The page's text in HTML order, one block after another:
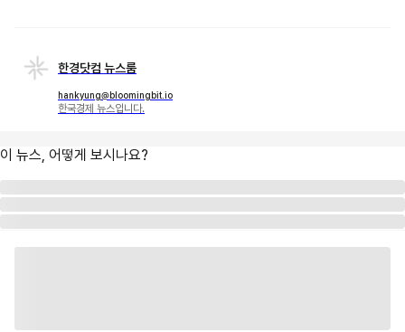
한경닷컴 뉴스룸
hankyung@bloomingbit.io
한국경제 뉴스입니다.
이 뉴스, 어떻게 보시나요?